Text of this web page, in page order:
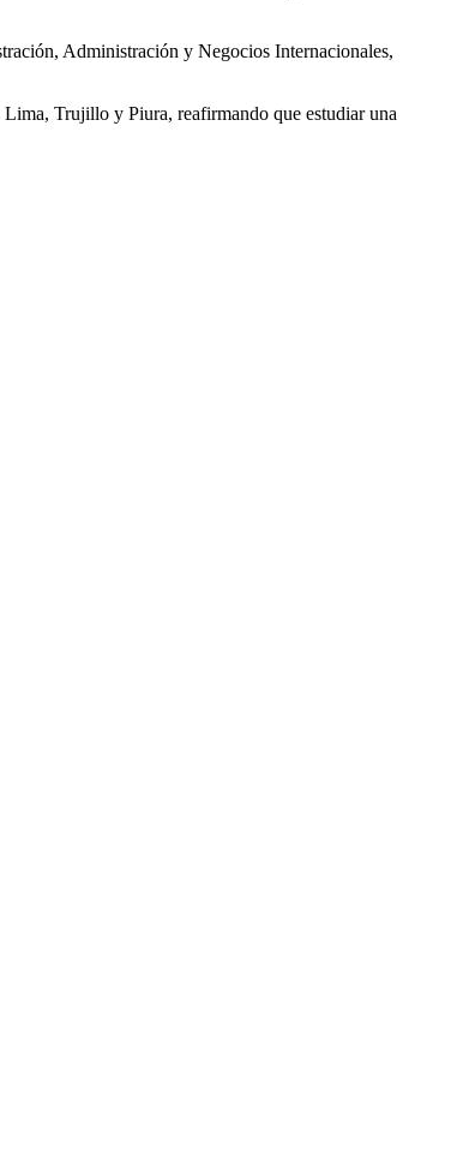
Administración y Negocios Internacionales,
Trujillo y Piura, reafirmando que estudiar una